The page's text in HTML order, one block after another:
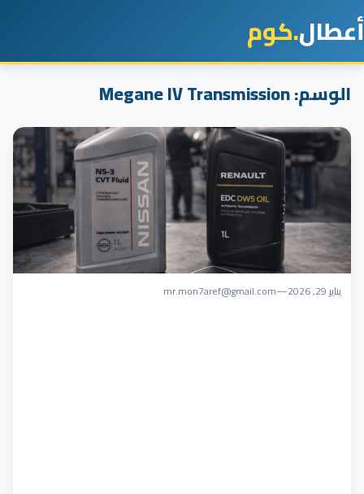
أعطال.كوم
الوسم:Megane IV Transmission
يناير 29, 2026 —
mr.mon7aref@gmail.com